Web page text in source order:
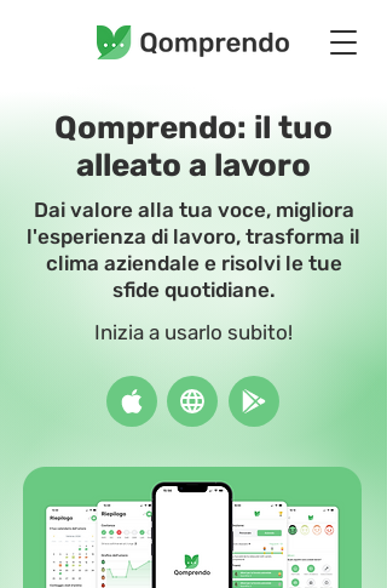
Qomprendo: il tuo
alleato a lavoro
Dai valore alla tua voce, migliora
l'esperienza di lavoro, trasforma il
clima aziendale e risolvi le tue
sfide quotidiane.
Inizia a usarlo subito!